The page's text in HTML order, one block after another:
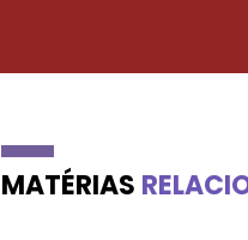
MATÉRIAS